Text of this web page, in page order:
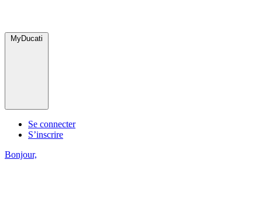
MyDucati
Se connecter
S’inscrire
Bonjour,